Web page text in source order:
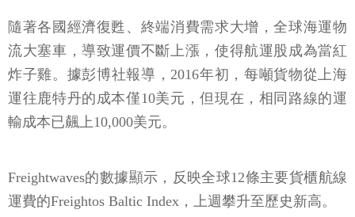
隨著各國經濟復甦、終端消費需求大增，全球海運物
流大塞車，導致運價不斷上漲，使得航運股成為當紅
炸子雞。據彭博社報導，2016年初，每噸貨物從上海
運往鹿特丹的成本僅10美元，但現在，相同路線的運
輸成本已飆上10,000美元。
Freightwaves的數據顯示，反映全球12條主要貨櫃航線
運費的Freightos Baltic Index，上週攀升至歷史新高。